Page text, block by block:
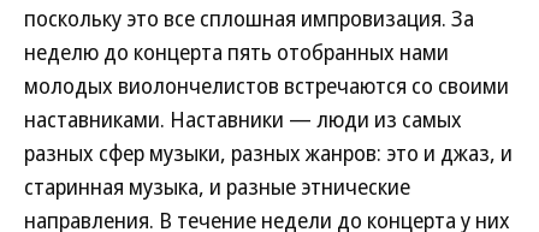
поскольку это все сплошная импровизация. За
неделю до концерта пять отобранных нами
молодых виолончелистов встречаются со своими
наставниками. Наставники — люди из самых
разных сфер музыки, разных жанров: это и джаз, и
старинная музыка, и разные этнические
направления. В течение недели до концерта у них